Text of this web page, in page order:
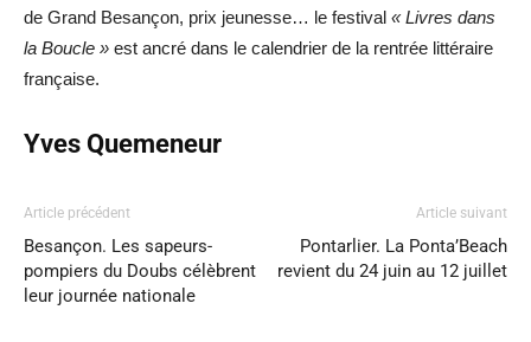
de Grand Besançon, prix jeunesse… le festival « Livres dans
la Boucle » est ancré dans le calendrier de la rentrée littéraire
française.
Yves Quemeneur
Article précédent
Besançon. Les sapeurs-
pompiers du Doubs célèbrent
leur journée nationale
Article suivant
Pontarlier. La Ponta’Beach
revient du 24 juin au 12 juillet